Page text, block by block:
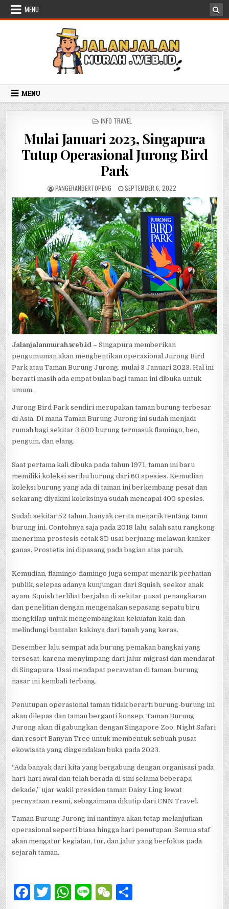
Skip to content
MENU
MENU
POSTED IN
INFO TRAVEL
Mulai Januari 2023, Singapura
Tutup Operasional Jurong Bird
Park
AUTHOR:
PANGERANBERTOPENG PUBLISHED DATE:
SEPTEMBER 6, 2022
Jalanjalanmurah.web.id –Singapura memberikan
pengumuman akan menghentikan operasional Jurong Bird
Park atau Taman Burung Jurong, mulai 3 Januari 2023. Hal ini
berarti masih ada empat bulan bagi taman ini dibuka untuk
umum.
Jurong Bird Park sendiri merupakan taman burung terbesar
di Asia. Di mana Taman Burung Jurong ini sudah menjadi
rumah bagi sekitar 3.500 burung termasuk flamingo, beo,
penguin, dan elang.
Saat pertama kali dibuka pada tahun 1971, taman ini baru
memiliki koleksi seribu burung dari 60 spesies. Kemudian
koleksi burung yang ada di taman ini berkembang pesat dan
sekarang diyakini koleksinya sudah mencapai 400 spesies.
Sudah sekitar 52 tahun, banyak cerita menarik tentang tamn
burung ini. Contohnya saja pada 2018 lalu, salah satu rangkong
menerima prostesis cetak 3D usai berjuang melawan kanker
ganas. Prostetis ini dipasang pada bagian atas paruh.
Kemudian, flamingo-flamingo juga sempat menarik perhatian
publik, selepas adanya kunjungan dari Squish, seekor anak
ayam. Squish terlihat berjalan di sekitar pusat penangkaran
dan penelitian dengan mengenakan sepasang sepatu biru
mengkilap untuk mengembangkan kekuatan kaki dan
melindungi bantalan kakinya dari tanah yang keras.
Desember lalu sempat ada burung pemakan bangkai yang
tersesat, karena menyimpang dari jalur migrasi dan mendarat
di Singapura. Usai mendapat perawatan di taman, burung
nasar ini kembali terbang.
Penutupan operasional taman tidak berarti burung-burung ini
akan dilepas dan taman berganti konsep. Taman Burung
Jurong akan di gabungkan dengan Singapore Zoo, Night Safari
dan resort Banyan Tree untuk membentuk sebuah pusat
ekowisata yang diagendakan buka pada 2023.
“Ada banyak dari kita yang bergabung dengan organisasi pada
hari-hari awal dan telah berada di sini selama beberapa
dekade,” ujar wakil presiden taman Daisy Ling lewat
pernyataan resmi, sebagaimana dikutip dari CNN Travel.
Taman Burung Jurong ini nantinya akan tetap melanjutkan
operasional seperti biasa hingga hari penutupan. Semua staf
akan mengatur kegiatan, tur, dan jalur yang berfokus pada
sejarah taman.
F
T
W Li
W